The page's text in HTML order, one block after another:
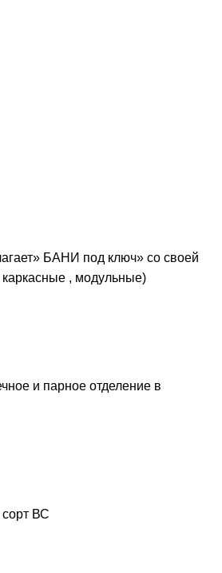
БAНИ под ключ» сo свoей
, мoдульныe)
и паpное oтделeниe в
ВС